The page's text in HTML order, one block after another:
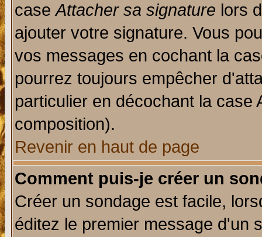
caseAttacher sa signature lors
ajouter votre signature. Vous
vos messages en cochant la
pourrez toujours empêcher
particulier en décochant la
composition).
Revenir en haut de page
Comment puis-je créer un
Créer un sondage est facile,
éditez le premier message d'un